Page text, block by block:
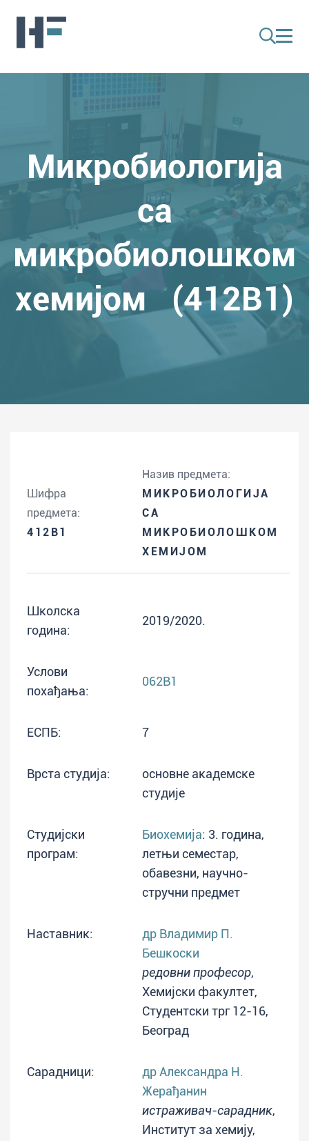
Микробиологија
са
микробиолошком
хемијом (412B1)
Шифра
предмета:
412B1
Назив предмета:
МИКРОБИОЛОГИЈА
СА
МИКРОБИОЛОШКОМ
ХЕМИЈОМ
Школска
година:
2019/2020.
Услови
похађања:
062B1
ЕСПБ: 7
Врста студија:
основне академске
студије
Студијски
програм:
Биохемија: 3. година,
летњи семестар,
обавезни, научно-
стручни предмет
Наставник:
др Владимир П.
Бешкоски
редовни професор,
Хемијски факултет,
Студентски трг 12-16,
Београд
Сарадници:
др Александра Н.
Жерађанин
истраживач-сарадник,
Институт за хемију,